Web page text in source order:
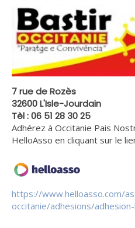
7 rue de Rozès
32600 L'Isle-Jourdain
Tèl : 06 51 28 30 25
Adhérez à Occitanie Pais
HelloAsso en cliquant sur le
https://www.helloasso.com/
occitanie/adhesions/